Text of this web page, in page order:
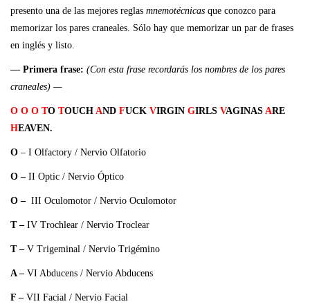
presento una de las mejores reglas mnemotécnicas que conozco para
memorizar los pares craneales. Sólo hay que memorizar un par de frases
en inglés y listo.
— Primera frase: (Con esta frase recordarás los nombres de los pares
craneales) —
O O O TO TOUCH AND FUCK VIRGIN GIRLS VAGINAS ARE
HEAVEN.
O – I Olfactory / Nervio Olfatorio
O – II Optic / Nervio Óptico
O – III Oculomotor / Nervio Oculomotor
T – IV Trochlear / Nervio Troclear
T – V Trigeminal / Nervio Trigémino
A – VI Abducens / Nervio Abducens
F – VII Facial / Nervio Facial